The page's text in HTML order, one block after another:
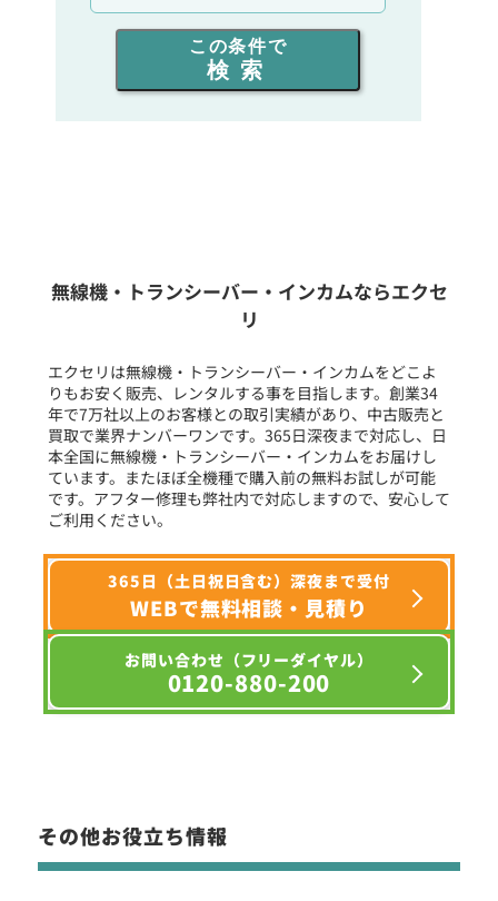
出力を選ぶ
同時通話人数を選ぶ
フリーワード入力(製品名等)
選択条件をリセット
この条件で
検索
無線機・トランシーバー・インカムならエクセ
リ
エクセリは無線機・トランシーバー・インカムをどこよ
りもお安く販売、レンタルする事を目指します。創業34
年で7万社以上のお客様との取引実績があり、中古販売と
買取で業界ナンバーワンです。365日深夜まで対応し、日
本全国に無線機・トランシーバー・インカムをお届けし
ています。またほぼ全機種で購入前の無料お試しが可能
です。アフター修理も弊社内で対応しますので、安心して
ご利用ください。
365日（土日祝日含む）深夜まで受付
WEBで無料相談・見積り
お問い合わせ（フリーダイヤル）
0120-880-200
その他お役立ち情報